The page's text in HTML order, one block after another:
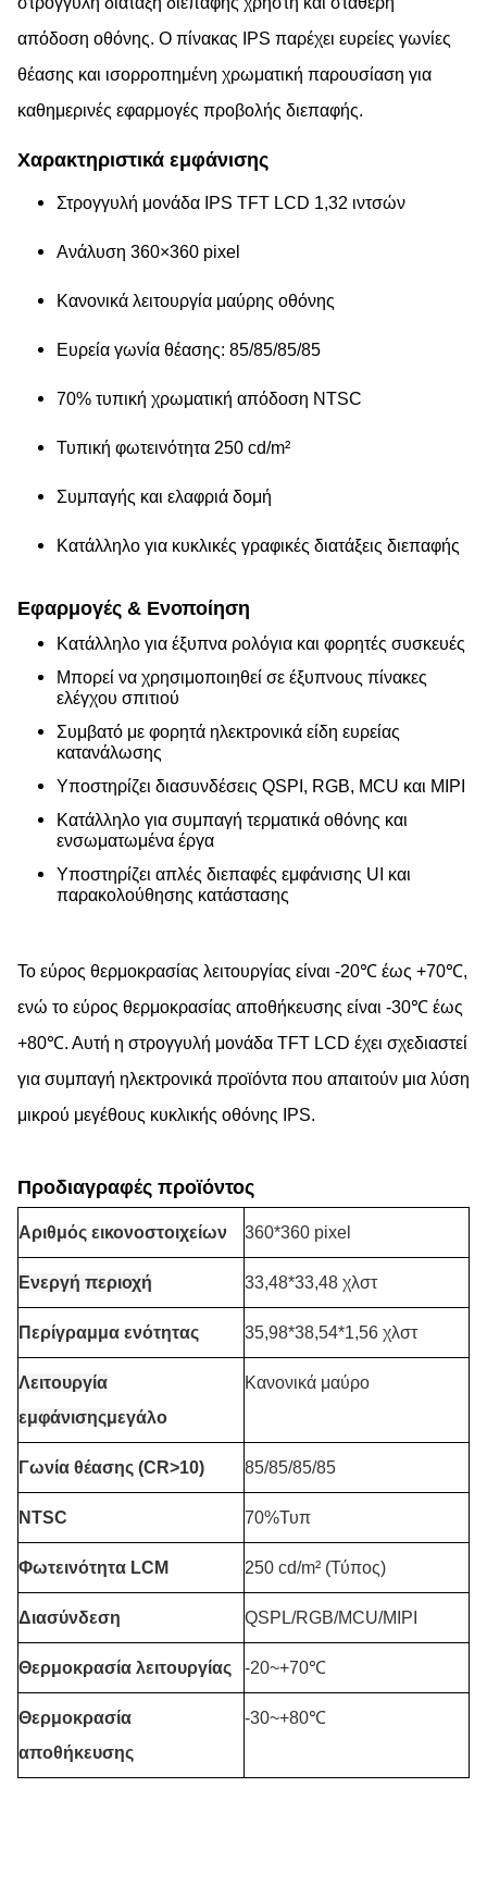
απόδοση οθόνης. Ο πίνακας IPS παρέχει ευρείες γωνίες
θέασης και ισορροπημένη χρωματική παρουσίαση για
καθημερινές εφαρμογές προβολής διεπαφής.
Χαρακτηριστικά εμφάνισης
Στρογγυλή μονάδα IPS TFT LCD 1,32 ιντσών
Ανάλυση 360×360 pixel
Κανονικά λειτουργία μαύρης οθόνης
Ευρεία γωνία θέασης: 85/85/85/85
70% τυπική χρωματική απόδοση NTSC
Τυπική φωτεινότητα 250 cd/m²
Συμπαγής και ελαφριά δομή
Κατάλληλο για κυκλικές γραφικές διατάξεις διεπαφής
Εφαρμογές & Ενοποίηση
Κατάλληλο για έξυπνα ρολόγια και φορητές συσκευές
Μπορεί να χρησιμοποιηθεί σε έξυπνους πίνακες
ελέγχου σπιτιού
Συμβατό με φορητά ηλεκτρονικά είδη ευρείας
κατανάλωσης
Υποστηρίζει διασυνδέσεις QSPI, RGB, MCU και MIPI
Κατάλληλο για συμπαγή τερματικά οθόνης και
ενσωματωμένα έργα
Υποστηρίζει απλές διεπαφές εμφάνισης UI και
παρακολούθησης κατάστασης
Το εύρος θερμοκρασίας λειτουργίας είναι -20℃ έως +70℃,
ενώ το εύρος θερμοκρασίας αποθήκευσης είναι -30℃ έως
+80℃. Αυτή η στρογγυλή μονάδα TFT LCD έχει σχεδιαστεί
για συμπαγή ηλεκτρονικά προϊόντα που απαιτούν μια λύση
μικρού μεγέθους κυκλικής οθόνης IPS.
Προδιαγραφές προϊόντος
Αριθμός εικονοστοιχείων 360*360 pixel
Ενεργή περιοχή 33,48*33,48 χλστ
Περίγραμμα ενότητας 35,98*38,54*1,56 χλστ
Λειτουργία
εμφάνισηςμεγάλο
Κανονικά μαύρο
Γωνία θέασης (CR>10) 85/85/85/85
NTSC 70%Τυπ
Φωτεινότητα LCM 250 cd/m² (Τύπος)
Διασύνδεση QSPL/RGB/MCU/MIPI
Θερμοκρασία λειτουργίας -20~+70℃
Θερμοκρασία
αποθήκευσης
-30~+80℃